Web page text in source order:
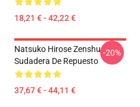
18,21 € - 42,22 €
Natsuko Hirose Zenshu
Sudadera De Repuesto
37,67 € - 44,11 €
-20%